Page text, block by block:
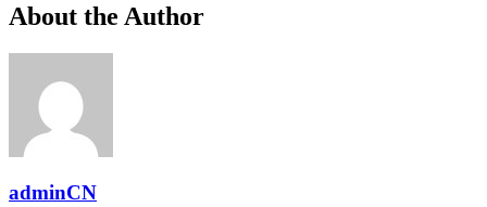
About the Author
adminCN